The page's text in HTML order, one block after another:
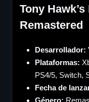
Tony
Remastered
Desarrollador:
Plataformas:
PS4/5, Switch,
Fecha de
Género: